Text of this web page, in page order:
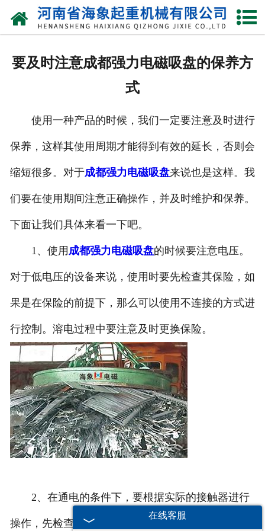
网站首页
厂区一角
案例展示
要及时注意成都强力电磁吸盘的保养方
式
使用一种产品的时候，我们一定要注意及时进行
保养，这样其使用周期才能得到有效的延长，否则会
缩短很多。对于成都强力电磁吸盘来说也是这样。我
们要在使用期间注意正确操作，并及时维护和保养。
下面让我们具体来看一下吧。
1、使用 成都强力电磁吸盘的时候要注意电压。
对于低电压的设备来说，使用时要先检查其保险，如
果是在保险的前提下，那么可以使用不连接的方式进
行控制。溶电过程中要注意及时更换保险。
2、在通电的条件下，要根据实际的接触器进行
操作，先检查一下线路是否有故障，如果有的话，要
在线客服